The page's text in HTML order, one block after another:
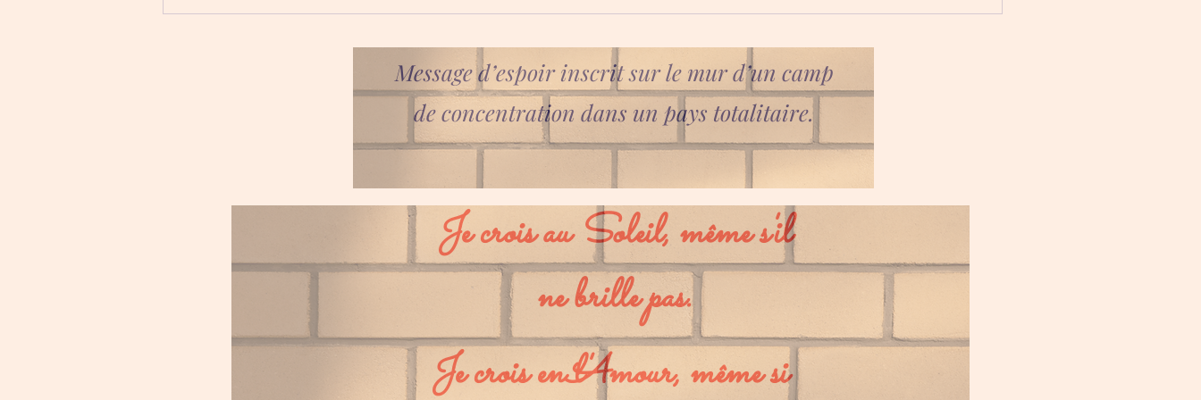
Message d’espoir inscrit sur le mur d’un camp
de concentration dans un pays totalitaire.
Je crois au Soleil, même s'il
ne brille pas.
Je crois en l'Amour, même si